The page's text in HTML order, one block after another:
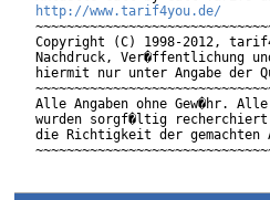
http://www.tarif4you.de/
Copyright (C) 1998-2012,
Nachdruck, Ver�ffentlichung
hiermit nur unter Angabe der
Alle Angaben ohne Gew�hr.
wurden sorgf�ltig
die Richtigkeit der gemachten